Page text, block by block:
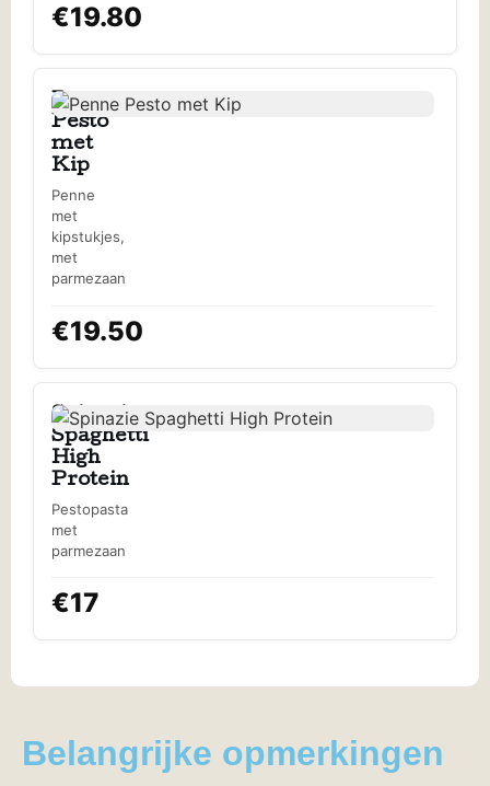
€19.80
Penne
Pesto
met
Kip
Penne
met
kipstukjes,
met
parmezaan
€19.50
Spinazie
Spaghetti
High
Protein
Pestopasta
met
parmezaan
€17
Belangrijke opmerkingen